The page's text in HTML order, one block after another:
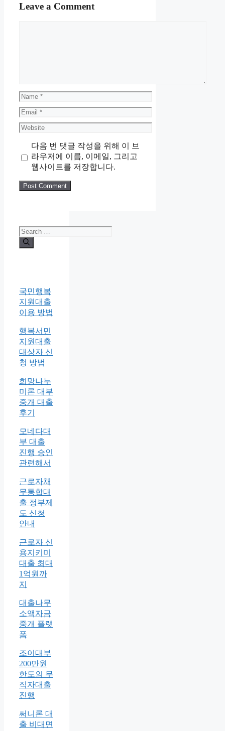
Leave a Comment
Name
Email
Website
다음 번 댓글 작성을 위해 이 브
라우저에 이름, 이메일, 그리고
웹사이트를 저장합니다.
Search
for:
국민행복
지원대출
이용 방법
행복서민
지원대출
대상자 신
청 방법
희망나누
미론 대부
중개 대출
후기
모네다대
부 대출
진행 승인
관련해서
근로자채
무통합대
출 정부제
도 신청
안내
근로자 신
용지키미
대출 최대
1억원까
지
대출나무
소액자금
중개 플랫
폼
조이대부
200만원
한도의 무
직자대출
진행
써니론 대
출 비대면